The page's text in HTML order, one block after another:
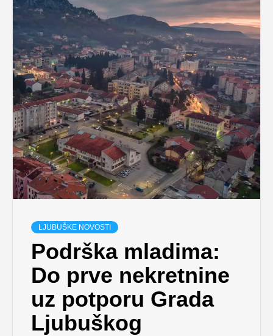
LJUBUŠKE NOVOSTI
Podrška mladima:
Do prve nekretnine
uz potporu Grada
Ljubuškog